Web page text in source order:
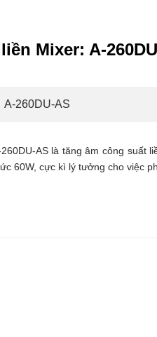
Mixer: A-
A-260DU-AS
AS là tăng âm công suất
60W, cực kì lý tưởng cho việc